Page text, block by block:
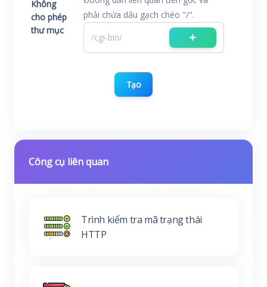
Không
cho phép
thư mục
phải chứa dấu gạch chéo "/".
Tạo
Công cụ liên quan
Trình kiểm tra mã trạng thái
HTTP